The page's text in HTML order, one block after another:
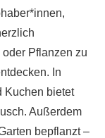
Pflanzen zu
In
Kuchen bietet
Außerdem
bepflanzt –